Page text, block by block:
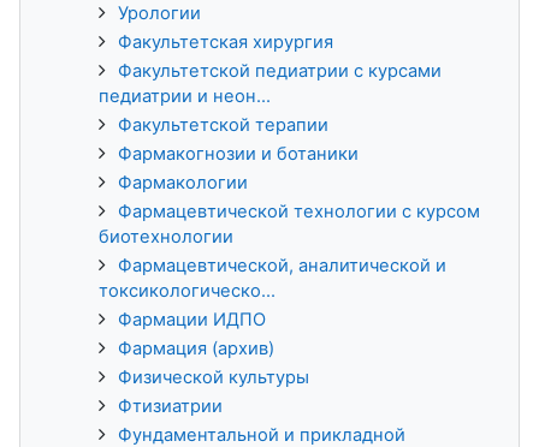
Урологии
Факультетская хирургия
Факультетской педиатрии с курсами
педиатрии и неон...
Факультетской терапии
Фармакогнозии и ботаники
Фармакологии
Фармацевтической технологии с курсом
биотехнологии
Фармацевтической, аналитической и
токсикологическо...
Фармации ИДПО
Фармация (архив)
Физической культуры
Фтизиатрии
Фундаментальной и прикладной